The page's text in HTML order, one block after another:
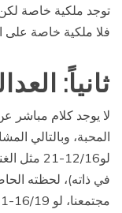
توجد ملكية خاصة
فلا ملكية خاصة على
ثانياً:
لا يوجد كلام مباشر
المحبة، وبالتالي
لو12/16-
في ذاته)، لحظته